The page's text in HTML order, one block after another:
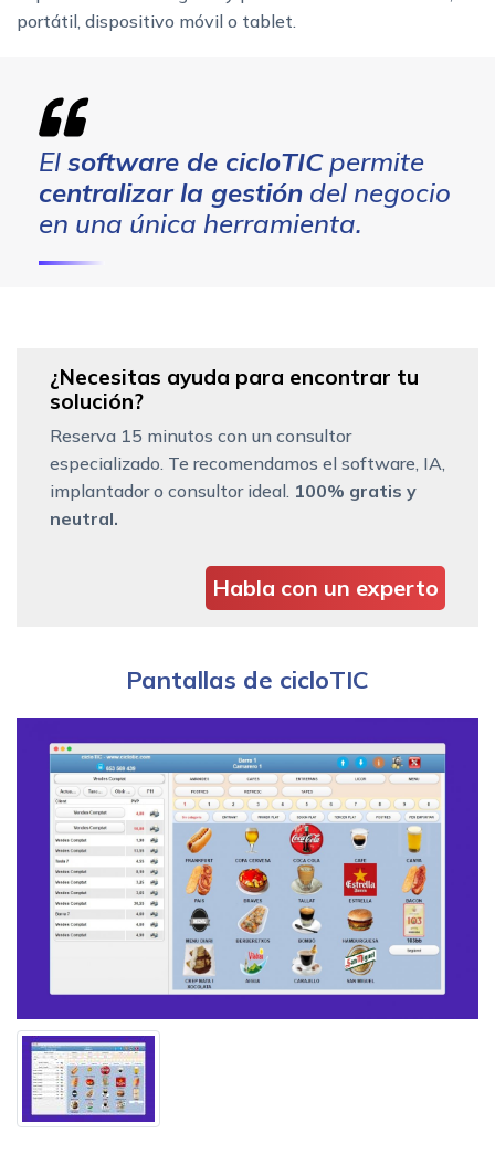
portátil, dispositivo móvil o tablet.
El software de cicloTICpermite
centralizar la gestión del negocio
en una única herramienta.
¿Necesitas ayuda para encontrar tu
solución?
Reserva 15 minutos con un consultor
especializado. Te recomendamos el software, IA,
implantador o consultor ideal. 100% gratis y
neutral.
Habla con un experto
Pantallas de cicloTIC